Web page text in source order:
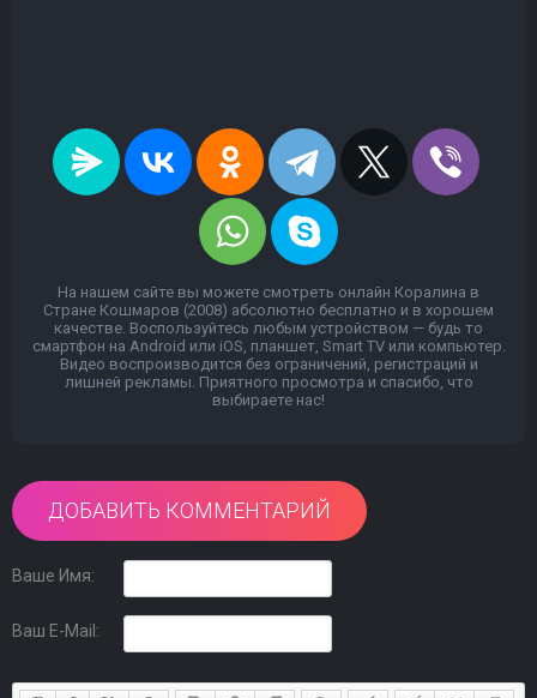
На нашем сайте вы можете смотреть онлайн Коралина в
Стране Кошмаров (2008) абсолютно бесплатно и в хорошем
качестве. Воспользуйтесь любым устройством — будь то
смартфон на Android или iOS, планшет, Smart TV или компьютер.
Видео воспроизводится без ограничений, регистраций и
лишней рекламы. Приятного просмотра и спасибо, что
выбираете нас!
ДОБАВИТЬ КОММЕНТАРИЙ
Ваше Имя:
Ваш E-Mail: